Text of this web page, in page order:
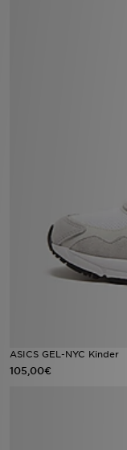
ASICS GEL-NYC Kinder
105,00€